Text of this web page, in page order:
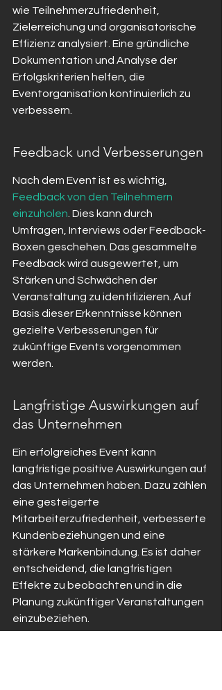
wie Teilnehmerzufriedenheit,
Zielerreichung und organisatorische
Effizienz analysiert. Eine gründliche
Dokumentation und Analyse der
Erfolgskriterien helfen, die
Eventorganisation kontinuierlich zu
verbessern.
Feedback und Verbesserungen
Nach dem Event ist es wichtig,
Feedback von den Teilnehmern
einzuholen . Dies kann durch
Umfragen, Interviews oder Feedback-
Boxen geschehen. Das gesammelte
Feedback wird ausgewertet, um
Stärken und Schwächen der
Veranstaltung zu identifizieren. Auf
Basis dieser Erkenntnisse können
gezielte Verbesserungen für
zukünftige Events vorgenommen
werden.
Langfristige Auswirkungen auf
das Unternehmen
Ein erfolgreiches Event kann
langfristige positive Auswirkungen auf
das Unternehmen haben. Dazu zählen
eine gesteigerte
Mitarbeiterzufriedenheit, verbesserte
Kundenbeziehungen und eine
stärkere Markenbindung. Es ist daher
entscheidend, die langfristigen
Effekte zu beobachten und in die
Planung zukünftiger Veranstaltungen
einzubeziehen.